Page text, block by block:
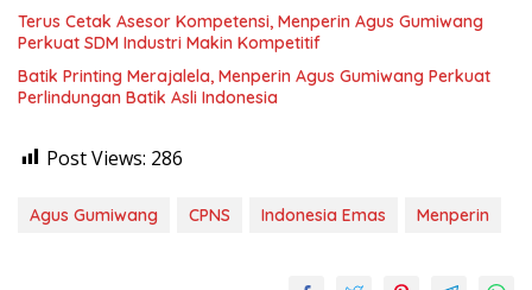
Terus Cetak Asesor Kompetensi, Menperin Agus Gumiwang
Perkuat SDM Industri Makin Kompetitif
Batik Printing Merajalela, Menperin Agus Gumiwang Perkuat
Perlindungan Batik Asli Indonesia
Post Views: 286
Agus Gumiwang CPNS Indonesia Emas Menperin